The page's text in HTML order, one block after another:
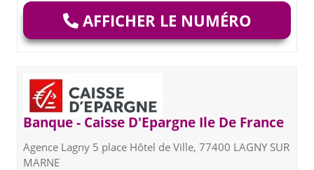
AFFICHER LE NUMÉRO
Banque - Caisse D'Epargne Ile De France
Agence Lagny 5 place Hôtel de Ville, 77400 LAGNY SUR
MARNE